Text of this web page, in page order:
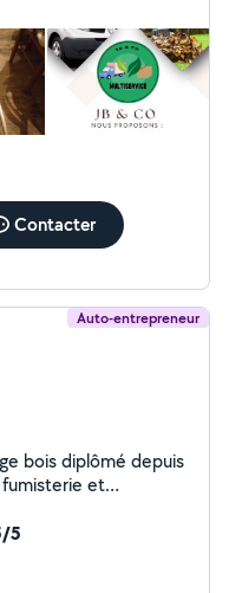
Contacter
Auto-entrepreneur
bois diplômé depuis
et
cheminées -
-Entretien de
5